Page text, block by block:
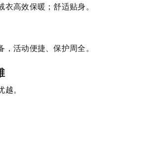
高效保暖；舒适贴身。
活动便捷、保护周全。
。